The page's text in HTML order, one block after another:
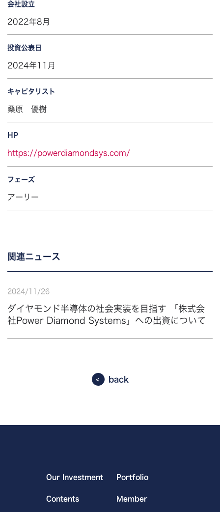
会社設立
2022年8月
投資公表日
2024年11月
キャピタリスト
桑原 優樹
HP
https://powerdiamondsys.com/
フェーズ
アーリー
関連ニュース
2024/ /26
ダイヤモンド半導体の社会実装を目指す 「株式会
社Power Diamond Systems」への出資について
back
Our Investment Portfolio
Contents Member